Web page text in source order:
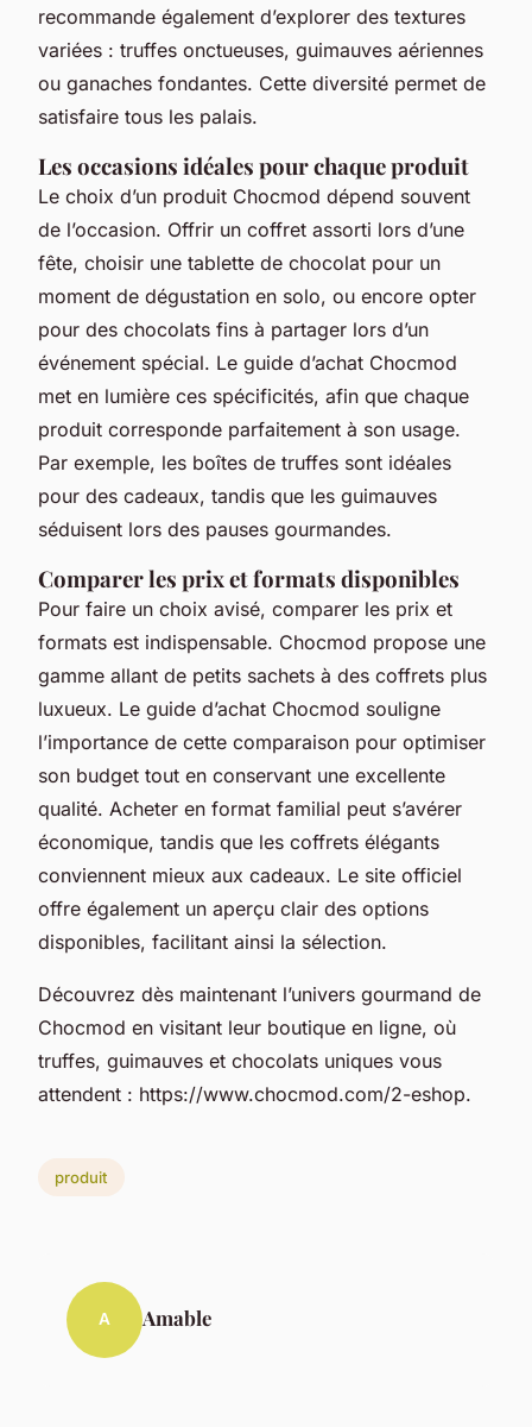
recommande également d’explorer des textures
variées : truffes onctueuses, guimauves aériennes
ou ganaches fondantes. Cette diversité permet de
satisfaire tous les palais.
Les occasions idéales pour chaque produit
Le choix d’un produit Chocmod dépend souvent
de l’occasion. Offrir un coffret assorti lors d’une
fête, choisir une tablette de chocolat pour un
moment de dégustation en solo, ou encore opter
pour des chocolats fins à partager lors d’un
événement spécial. Le guide d’achat Chocmod
met en lumière ces spécificités, afin que chaque
produit corresponde parfaitement à son usage.
Par exemple, les boîtes de truffes sont idéales
pour des cadeaux, tandis que les guimauves
séduisent lors des pauses gourmandes.
Comparer les prix et formats disponibles
Pour faire un choix avisé, comparer les prix et
formats est indispensable. Chocmod propose une
gamme allant de petits sachets à des coffrets plus
luxueux. Le guide d’achat Chocmod souligne
l’importance de cette comparaison pour optimiser
son budget tout en conservant une excellente
qualité. Acheter en format familial peut s’avérer
économique, tandis que les coffrets élégants
conviennent mieux aux cadeaux. Le site officiel
offre également un aperçu clair des options
disponibles, facilitant ainsi la sélection.
Découvrez dès maintenant l’univers gourmand de
Chocmod en visitant leur boutique en ligne, où
truffes, guimauves et chocolats uniques vous
attendent : https://www.chocmod.com/2-eshop.
produit
A Amable